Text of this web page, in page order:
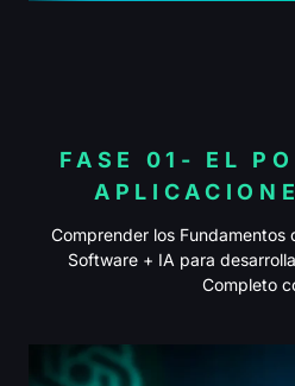
FASE 01- EL
Comprender los Fundamentos
Software + IA para
Completo